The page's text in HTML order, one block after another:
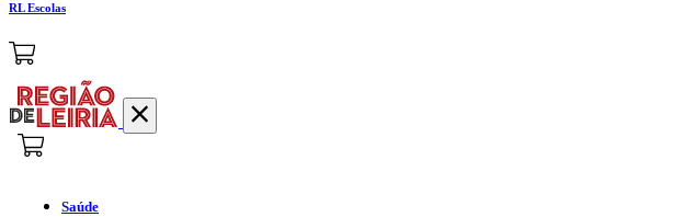
RL Escolas
Saúde